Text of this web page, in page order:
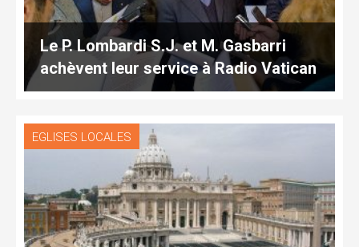
Le P. Lombardi S.J. et M. Gasbarri
achèvent leur service à Radio Vatican
EGLISES LOCALES